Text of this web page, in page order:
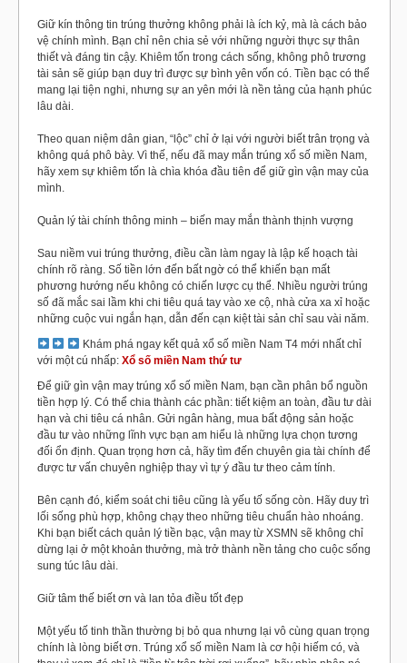
Giữ kín thông tin trúng thưởng không phải là ích kỷ, mà là cách bảo
vệ chính mình. Bạn chỉ nên chia sẻ với những người thực sự thân
thiết và đáng tin cậy. Khiêm tốn trong cách sống, không phô trương
tài sản sẽ giúp bạn duy trì được sự bình yên vốn có. Tiền bạc có thể
mang lại tiện nghi, nhưng sự an yên mới là nền tảng của hạnh phúc
lâu dài.
Theo quan niệm dân gian, “lộc” chỉ ở lại với người biết trân trọng và
không quá phô bày. Vì thế, nếu đã may mắn trúng xổ số miền Nam,
hãy xem sự khiêm tốn là chìa khóa đầu tiên để giữ gìn vận may của
mình.
Quản lý tài chính thông minh – biến may mắn thành thịnh vượng
Sau niềm vui trúng thưởng, điều cần làm ngay là lập kế hoạch tài
chính rõ ràng. Số tiền lớn đến bất ngờ có thể khiến bạn mất
phương hướng nếu không có chiến lược cụ thể. Nhiều người trúng
số đã mắc sai lầm khi chi tiêu quá tay vào xe cộ, nhà cửa xa xỉ hoặc
những cuộc vui ngắn hạn, dẫn đến cạn kiệt tài sản chỉ sau vài năm.
Khám phá ngay kết quả xổ số miền Nam T4 mới nhất chỉ
với một cú nhấp: Xổ số miền Nam thứ tư
Để giữ gìn vận may trúng xổ số miền Nam, bạn cần phân bổ nguồn
tiền hợp lý. Có thể chia thành các phần: tiết kiệm an toàn, đầu tư dài
hạn và chi tiêu cá nhân. Gửi ngân hàng, mua bất động sản hoặc
đầu tư vào những lĩnh vực bạn am hiểu là những lựa chọn tương
đối ổn định. Quan trọng hơn cả, hãy tìm đến chuyên gia tài chính để
được tư vấn chuyên nghiệp thay vì tự ý đầu tư theo cảm tính.
Bên cạnh đó, kiểm soát chi tiêu cũng là yếu tố sống còn. Hãy duy trì
lối sống phù hợp, không chạy theo những tiêu chuẩn hào nhoáng.
Khi bạn biết cách quản lý tiền bạc, vận may từ XSMN sẽ không chỉ
dừng lại ở một khoản thưởng, mà trở thành nền tảng cho cuộc sống
sung túc lâu dài.
Giữ tâm thế biết ơn và lan tỏa điều tốt đẹp
Một yếu tố tinh thần thường bị bỏ qua nhưng lại vô cùng quan trọng
chính là lòng biết ơn. Trúng xổ số miền Nam là cơ hội hiếm có, và